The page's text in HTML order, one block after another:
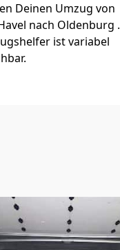
Deinen Umzug von
nach Oldenburg .
ist variabel